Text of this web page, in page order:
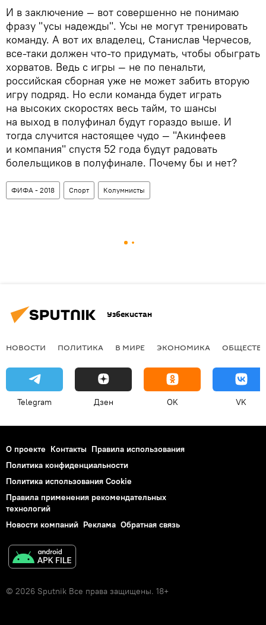
И в заключение — вот совершенно не понимаю
фразу "усы надежды". Усы не могут тренировать
команду. А вот их владелец, Станислав Черчесов,
все-таки должен что-то придумать, чтобы обыграть
хорватов. Ведь с игры — не по пенальти,
российская сборная уже не может забить вторую
игру подряд. Но если команда будет играть
на высоких скоростях весь тайм, то шансы
на выход в полуфинал будут гораздо выше. И
тогда случится настоящее чудо — "Акинфеев
и компания" спустя 52 года будут радовать
болельщиков в полуфинале. Почему бы и нет?
ФИФА - 2018 Спорт Колумнисты
Узбекистан
НОВОСТИ ПОЛИТИКА В МИРЕ ЭКОНОМИКА
Telegram Дзен OK VK
О проекте Контакты Правила использования
Политика конфиденциальности
Политика использования Cookie
Правила применения рекомендательных
технологий
Новости компаний Реклама Обратная связь
© 2026 Sputnik Все права защищены. 18+